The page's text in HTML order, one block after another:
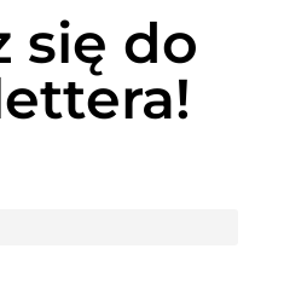
się do